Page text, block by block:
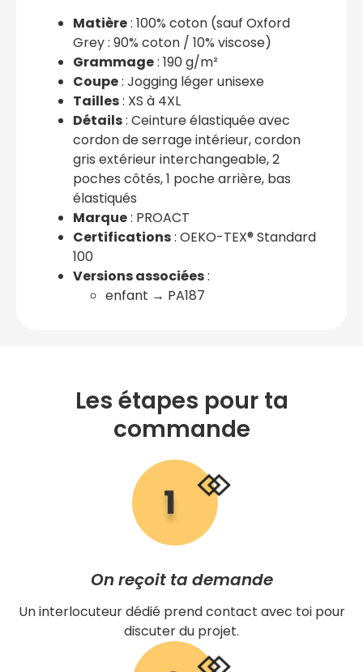
Matière: 100% coton (sauf Oxford
Grey : 90% coton / 10% viscose)
Grammage: 190 g/m²
Coupe: Jogging léger unisexe
Tailles: XS à 4XL
Détails: Ceinture élastiquée avec
cordon de serrage intérieur, cordon
gris extérieur interchangeable, 2
poches côtés, 1 poche arrière, bas
élastiqués
Marque: PROACT
Certifications: OEKO-TEX® Standard
100
Versions associées:
enfant → PA187
Les étapes pour ta
commande
On reçoit ta demande
Un interlocuteur dédié prend contact avec toi pour
discuter du projet.